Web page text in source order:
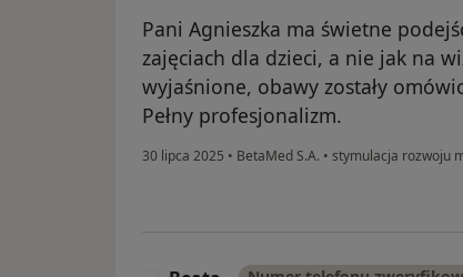
Pani Agnieszka ma świetne
zajęciach dla dzieci, a nie jak na
wyjaśnione, obawy zostały
Pełny profesjonalizm.
30 lipca 2025 • BetaMed S.A. • stymulacja rozwoju